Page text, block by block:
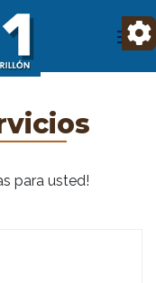
para usted!